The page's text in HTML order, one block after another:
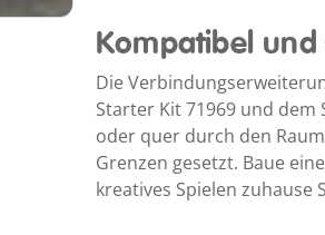
Kompatibel
Die
Starter Kit 71969 und dem
oder quer durch den
Grenzen gesetzt. Baue
kreatives Spielen zuhause